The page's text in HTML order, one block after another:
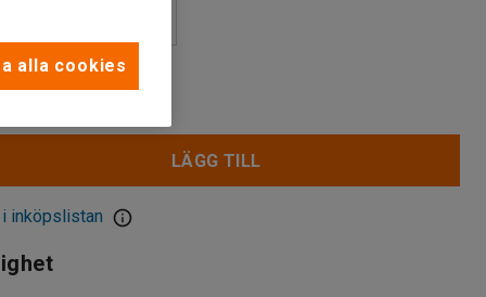
LÄGG TILL
inköpslistan
alla cookies